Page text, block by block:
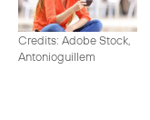
Credits: Adobe Stock,
Antonioguillem